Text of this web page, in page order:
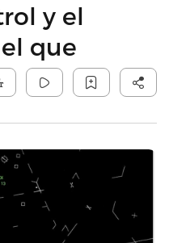
y el
que